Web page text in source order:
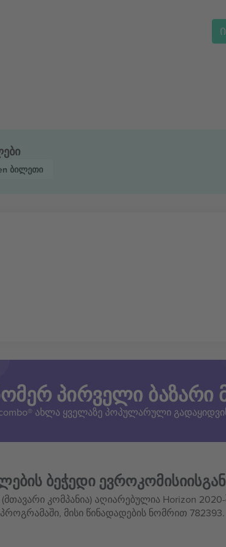
ბილეთი
პირველი
ახლა ყველაზე პოპულარული
ბეჭედი ევროკომისიისგან
(მთავარი კომპანია) აღიარებულია Horizon
მისი წინადადების ნომრით 782393.